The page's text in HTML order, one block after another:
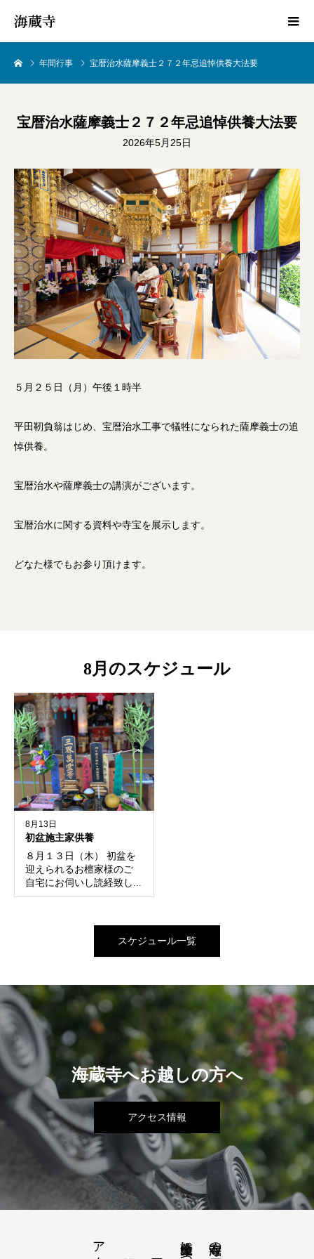
海蔵寺
年間行事 宝暦治水薩摩義士２７２年忌追悼供養大法要
宝暦治水薩摩義士２７２年忌追悼供養大法要
2026年5月25日
５月２５日（月）午後１時半
平田靭負翁はじめ、宝暦治水工事で犠牲になられた薩摩義士の追
悼供養。
宝暦治水や薩摩義士の講演がございます。
宝暦治水に関する資料や寺宝を展示します。
どなた様でもお参り頂けます。
8月のスケジュール
8月13日
初盆施主家供養
８月１３日（木） 初盆を
迎えられるお檀家様のご
自宅にお伺いし読経致し...
スケジュール一覧
海蔵寺へお越しの方へ
アクセス情報
海蔵寺の歴史